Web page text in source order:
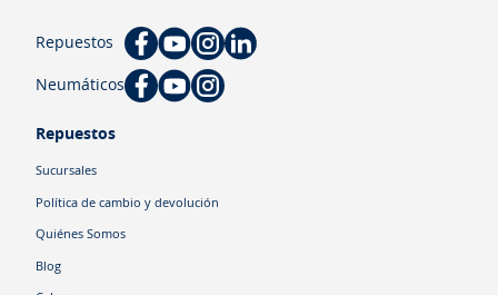
Repuestos
Neumáticos
Repuestos
Sucursales
Política de cambio y devolución
Quiénes Somos
Blog